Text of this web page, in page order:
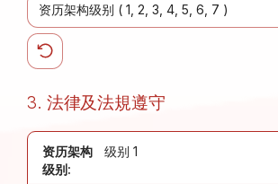
资历架构级别 ( 1 2 3 4 5 6 7 )
3. 法律及法規遵守
资历架构
级别:
级别 1